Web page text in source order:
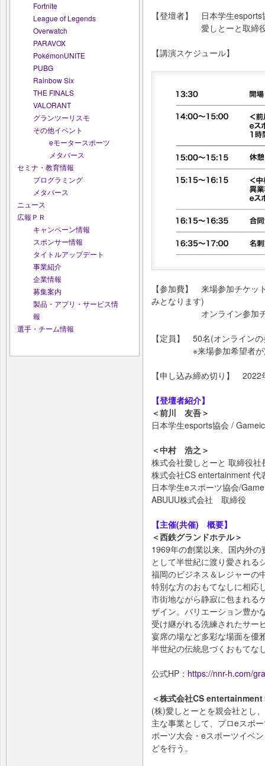
Fortnite
League of Legends
Overwatch
PARAVOX
PokémonUNITE
PUBG
Rainbow Six
THE FINALS
VALORANT
グランツーリスモ
その他イベント
eモータースポーツ
メタバース
セミナ・教育情報
プログラミング
メタバース
ニュース
広報ＰＲ
キャンペーン情報
スポンサー情報
タイトルアップデート
事業紹介
企業情報
募集案内
製品・アプリ・サービス情
報
選手・チーム情報
【登壇者】 日本学生
愛しとーと取締役社
【講演スケジュール】
【参加費】 来場参加チケッ
みとなります)
オンライン参加チケ
【定員】 50名(オンライン
※来場参加希望者が定員
【申し込み締め切り】 2022
【登壇者紹介】
＜前川 友吾＞
⽇本学⽣esports協会 /
＜中村 浩之＞
株式会社愛しとーと 取締役社
株式会社CS entertainment 代
日本学生eスポーツ協会/
ABUUU株式会社 取締役
【主催(共催) 概要】
＜西鉄グランドホテル＞
1969年の創業以来、国内外
として半世紀に渡り愛される
福岡のビジネス＆レジャーの
特別な方のおもてなしに相応
市街地ながら静寂に包まれる
ザイン。バリエーション豊か
受け継がれる洗練されたサー
宴席の場など多彩な場面を優
半世紀の伝統息づくおもてな
公式HP： https://nnr-h.com/
＜株式会社CS entertainment
(株)愛しとーとを親会社とし
主な事業として、プロeスポ
ポーツ大会・eスポーツイベ
どを行う。